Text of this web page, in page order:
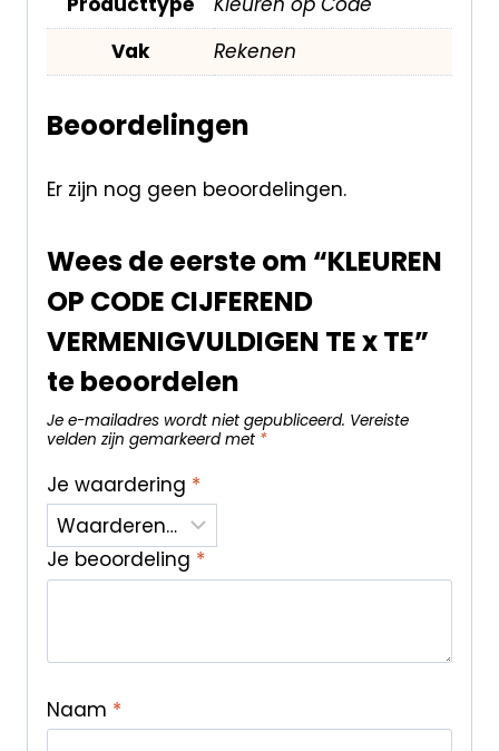
Vak
Rekenen
Beoordelingen
Er zijn nog geen beoordelingen.
Wees de eerste om “KLEUREN
OP CODE CIJFEREND
VERMENIGVULDIGEN TE x TE”
te beoordelen
Je e-mailadres wordt niet gepubliceerd. Vereiste
velden zijn gemarkeerd met *
Je waardering *
Je beoordeling *
Naam *